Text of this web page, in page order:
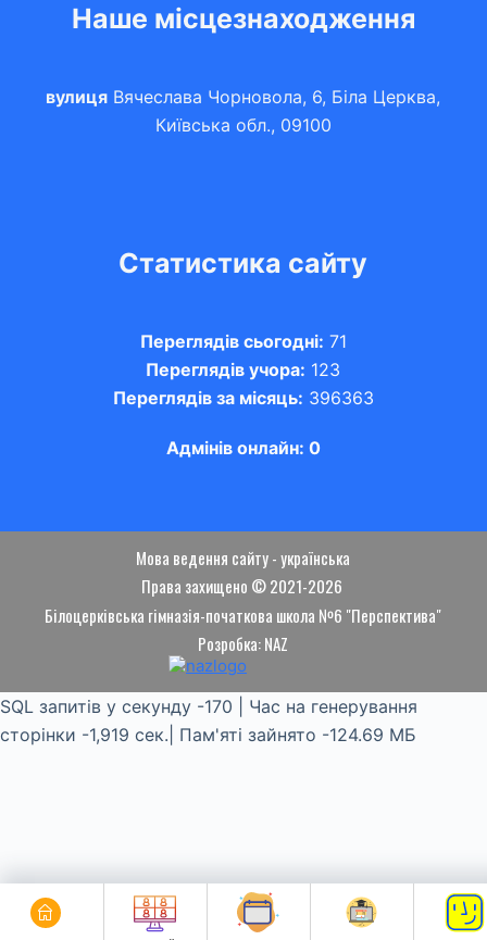
Наше місцезнаходження
вулиця Вячеслава Чорновола, 6, Біла Церква,
Київська обл., 09100
Статистика сайту
Переглядів сьогодні: 71
Переглядів учора: 123
Переглядів за місяць: 396363
Адмінів онлайн: 0
Мова ведення сайту - українська
Права захищено © 2021-2026
Білоцерківська гімназія-початкова школа №6 "Перспектива"
Розробка: NAZ
SQL запитів у секунду -170 | Час на генерування
сторінки -1,919 сек.| Пам'яті зайнято -124.69 МБ